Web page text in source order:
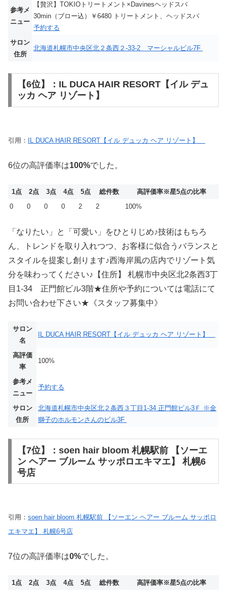
参考メ
ニュー
【贅沢】TOKIOトリートメント×Davinesヘッドスパ
30min（ブロー込）￥6480 トリートメント、ヘッドスパ
予約する
サロン
住所
北海道札幌市中央区北２条西２-33-2 マーシャルビル7F
【6位】：IL DUCA HAIR RESORT【イル デュ
ッカ ヘア リゾート】
引用： IL DUCA HAIR RESORT【イル デュッカ ヘア リゾート】
6位の高評価率は100%でした。
1点 2点 3点 4点 5点 総件数 高評価率※星5点の比率
0
0 0 0 2 2 100%
「なりたい」と「可愛い」をひとりじめ♪技術はもちろ
ん、トレンドを取り入れつつ、お客様に似合うバランスと
スタイルを提案し創ります♪西海岸風の店内でリゾート気
分を味わってください♪【住所】 札幌市中央区北2条西3丁
目1-34 正門館ビル3階★住所や予約については電話にて
お問い合わせ下さい★《スタッフ募集中》
サロン
名
IL DUCA HAIR RESORT【イル デュッカ ヘア リゾート】
高評価
率
100%
参考メ
ニュー
予約する
サロン
住所
北海道札幌市中央区北２条西３丁目1-34 正門館ビル3Ｆ ※金
獅子のホルモンさんのビル3F
【7位】：soen hair bloom 札幌駅前 【ソーエ
ン ヘアー ブルーム サッポロエキマエ】 札幌6
号店
引用： soen hair bloom 札幌駅前 【ソーエン ヘアー ブルーム サッポロ
エキマエ】 札幌6号店
7位の高評価率は0%でした。
1点 2点 3点 4点 5点 総件数 高評価率※星5点の比率